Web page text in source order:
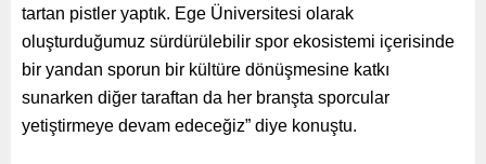
tartan pistler yaptık. Ege Üniversitesi olarak
oluşturduğumuz sürdürülebilir spor ekosistemi içerisinde
bir yandan sporun bir kültüre dönüşmesine katkı
sunarken diğer taraftan da her branşta sporcular
yetiştirmeye devam edeceğiz” diye konuştu.